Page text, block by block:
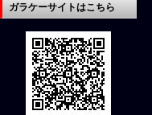
ガラケーサイトはこちら